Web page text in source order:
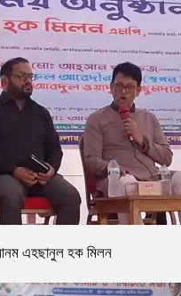
আনম এহছানুল হক মিলন